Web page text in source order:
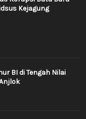
Kejagung
BI di Tengah Nilai